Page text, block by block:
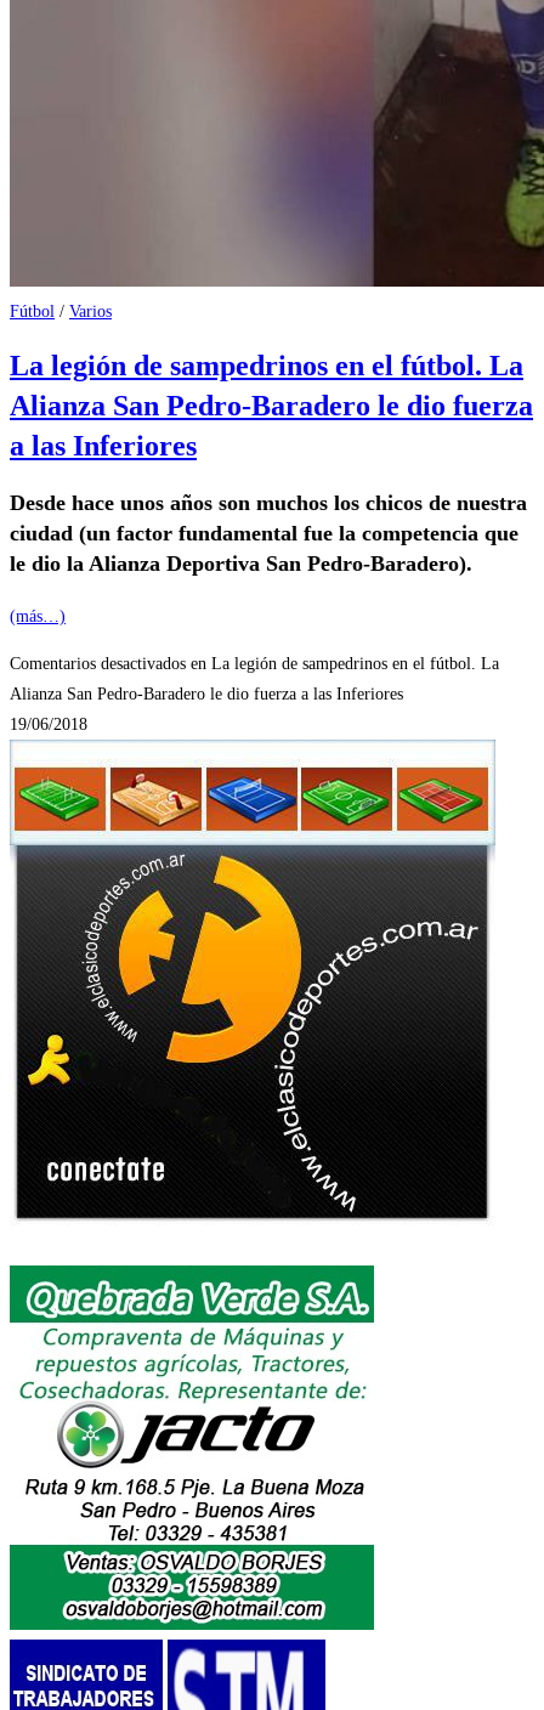
Fútbol / Varios
La legión de sampedrinos en el fútbol. La
Alianza San Pedro-Baradero le dio fuerza
a las Inferiores
Desde hace unos años son muchos los chicos de nuestra
ciudad (un factor fundamental fue la competencia que
le dio la Alianza Deportiva San Pedro-Baradero).
(más…)
Comentarios desactivados en La legión de sampedrinos en el fútbol. La
Alianza San Pedro-Baradero le dio fuerza a las Inferiores
19/06/2018